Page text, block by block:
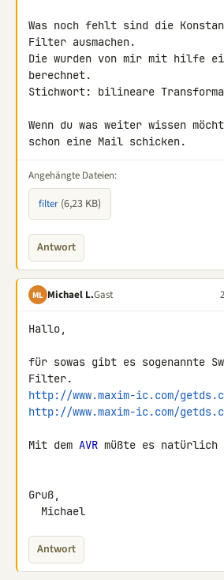
Was noch fehlt sind die
Filter ausmachen.
Die wurden von mir mit hilfe
berechnet.
Stichwort: bilineare
Wenn du was weiter wissen
schon eine Mail schicken.
Angehängte Dateien:
filter (6,23 KB)
Antwort
ML Michael L.Gast
Hallo,
für sowas gibt es sogenannte
http://www.maxim-ic.com/
http://www.maxim-ic.com/
Mit dem AVR müßte es natürlich
Gruß,
  Michael
Antwort